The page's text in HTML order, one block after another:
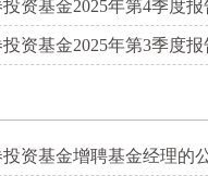
资基金2025年第4季度报
资基金2025年第3季度报
资基金增聘基金经理的